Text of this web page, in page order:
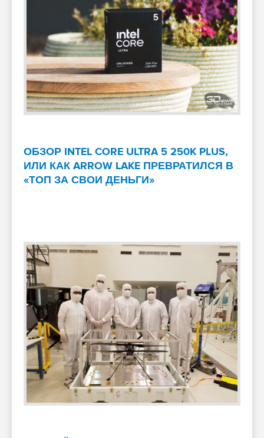
ОБЗОР INTEL CORE ULTRA 5 250K PLUS,
ИЛИ КАК ARROW LAKE ПРЕВРАТИЛСЯ В
«ТОП ЗА СВОИ ДЕНЬГИ»